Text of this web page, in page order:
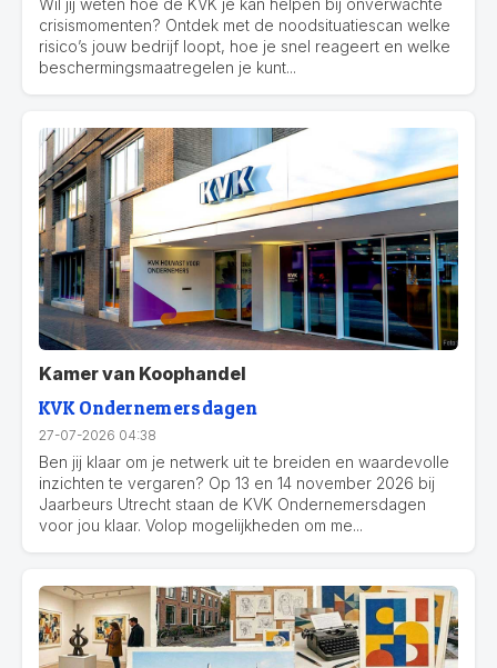
crisismomenten? Ontdek met de noodsituatiescan welke
risico’s jouw bedrijf loopt, hoe je snel reageert en welke
beschermingsmaatregelen je kunt...
Kamer van Koophandel
KVK Ondernemersdagen
27-07-2026 04:38
Ben jij klaar om je netwerk uit te breiden en waardevolle
inzichten te vergaren? Op 13 en 14 november 2026 bij
Jaarbeurs Utrecht staan de KVK Ondernemersdagen
voor jou klaar. Volop mogelijkheden om me...